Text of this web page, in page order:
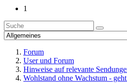
1
Forum
User und Forum
Hinweise auf relevante
Wohlstand ohne Wachstum -